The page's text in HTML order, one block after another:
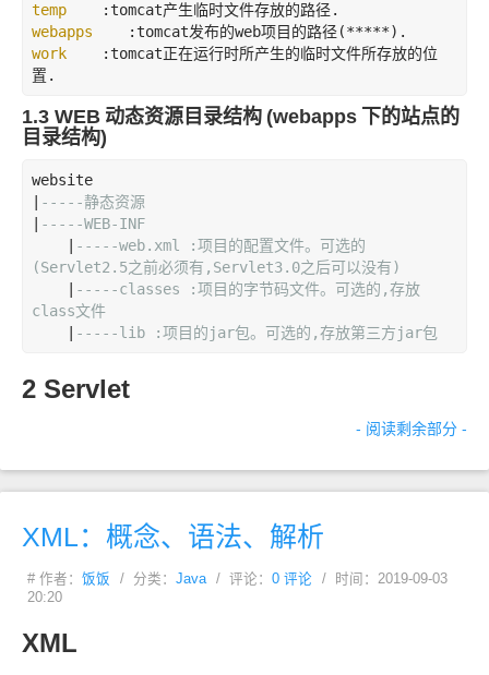
temp
:tomcat产生临时文件存放的路径
webapps
:tomcat发布的web项目的路径
work
:tomcat正在运行时所产生的临时文件所存放的位
置 .
1.3 WEB 动态资源目录结构 (webapps
下的站点的
目录结构)
website
-----静态资源
-----WEB-INF
-----web.xml :项目的配置文件。可选的
(Servlet2.5之前必须有 ,Servlet3.0之后可以没有)
-----classes :项目的字节码文件。可选的 ,存放
class文件
-----lib :项目的jar包。可选的 ,存放第三方jar包
2 Servlet
- 阅读剩余部分 -
XML：概念、语法、解析
# 作者： 饭饭 / 分类： Java / 评论： 0 评论
/ 时间：2019-09-03
20:20
XML